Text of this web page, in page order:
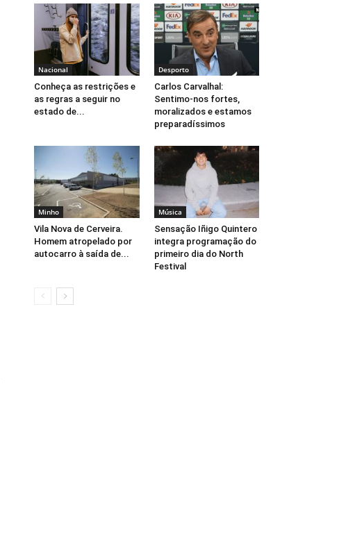
Nacional
Conheça as restrições e
as regras a seguir no
estado de...
Desporto
Carlos Carvalhal:
Sentimo-nos fortes,
moralizados e estamos
preparadíssimos
Minho
Vila Nova de Cerveira.
Homem atropelado por
autocarro à saída de...
Música
Sensação Iñigo Quintero
integra programação do
primeiro dia do North
Festival